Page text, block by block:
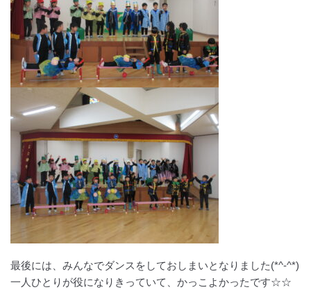
最後には、みんなでダンスをしておしまいとなりました(*^-^*)
一人ひとりが役になりきっていて、かっこよかったです☆☆